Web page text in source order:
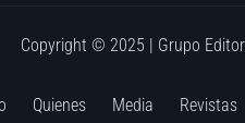
Copyright © 2025 | Grupo
Quienes
Media
Revistas